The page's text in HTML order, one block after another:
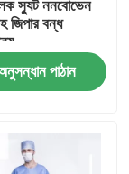
স্যুট ননবোভেন
জিপার বন্ধ
পাঠান